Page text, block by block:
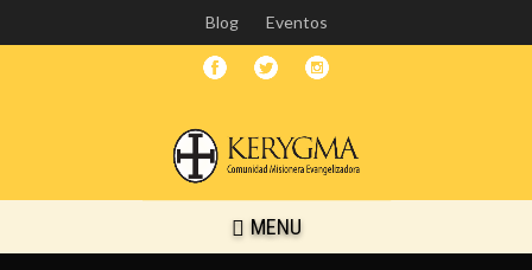
Skip
to
main
Blog Eventos
MENU